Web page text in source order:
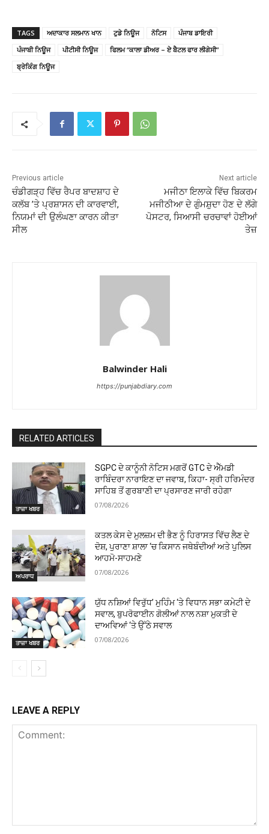
TAGS ਅਦਾਕਾਰ ਸਲਮਾਨ ਖਾਨ ਟੁਡੇ ਨਿਊਜ ਨੋਟਿਸ
ਪੰਜਾਬ ਡਾਇਰੀ
ਪੰਜਾਬੀ ਨਿਊਜ
ਪੀਟੀਸੀ ਨਿਊਜ
ਫਿਲਮ “ਕਾਲਾ ਡੀਅਰ – ਏ ਬੈਟਲ ਫਾਰ ਲੀਗੇਸੀ”
ਬ੍ਰੇਕਿੰਗ ਨਿਊਜ
Previous article
ਚੰਡੀਗੜ੍ਹ ਵਿੱਚ ਰੈਪਰ ਬਾਦਸ਼ਾਹ ਦੇ
ਕਲੱਬ ’ਤੇ ਪ੍ਰਸ਼ਾਸਨ ਦੀ ਕਾਰਵਾਈ,
ਨਿਯਮਾਂ ਦੀ ਉਲੰਘਣਾ ਕਾਰਨ ਕੀਤਾ
ਸੀਲ
Next article
ਮਜੀਠਾ ਇਲਾਕੇ ਵਿੱਚ ਬਿਕਰਮ
ਮਜੀਠੀਆ ਦੇ ਗੁੰਮਸ਼ੁਦਾ ਹੋਣ ਦੇ ਲੱਗੇ
ਪੋਸਟਰ, ਸਿਆਸੀ ਚਰਚਾਵਾਂ ਹੋਈਆਂ
ਤੇਜ਼
Balwinder Hali
https://punjabdiary.com
RELATED ARTICLES
ਤਾਜ਼ਾ ਖਬਰ
SGPC ਦੇ ਕਾਨੂੰਨੀ ਨੋਟਿਸ ਮਗਰੋਂ GTC ਦੇ ਐੱਮਡੀ
ਰਾਬਿੰਦਰਾ ਨਾਰਾਇਣ ਦਾ ਜਵਾਬ, ਕਿਹਾ- ਸ੍ਰੀ ਹਰਿਮੰਦਰ
ਸਾਹਿਬ ਤੋਂ ਗੁਰਬਾਣੀ ਦਾ ਪ੍ਰਸਾਰਣ ਜਾਰੀ ਰਹੇਗਾ
07/08/2026
ਅਪਰਾਧ
ਕਤਲ ਕੇਸ ਦੇ ਮੁਲਜ਼ਮ ਦੀ ਭੈਣ ਨੂੰ ਹਿਰਾਸਤ ਵਿੱਚ ਲੈਣ ਦੇ
ਦੋਸ਼, ਪੁਰਾਣਾ ਸ਼ਾਲਾ ‘ਚ ਕਿਸਾਨ ਜਥੇਬੰਦੀਆਂ ਅਤੇ ਪੁਲਿਸ
ਆਹਮੋ-ਸਾਹਮਣੇ
07/08/2026
ਤਾਜ਼ਾ ਖਬਰ
ਯੁੱਧ ਨਸ਼ਿਆਂ ਵਿਰੁੱਧ’ ਮੁਹਿੰਮ ‘ਤੇ ਵਿਧਾਨ ਸਭਾ ਕਮੇਟੀ ਦੇ
ਸਵਾਲ, ਬੁਪਰੋਫਾਈਨ ਗੋਲੀਆਂ ਨਾਲ ਨਸ਼ਾ ਮੁਕਤੀ ਦੇ
ਦਾਅਵਿਆਂ ‘ਤੇ ਉੱਠੇ ਸਵਾਲ
07/08/2026
LEAVE A REPLY